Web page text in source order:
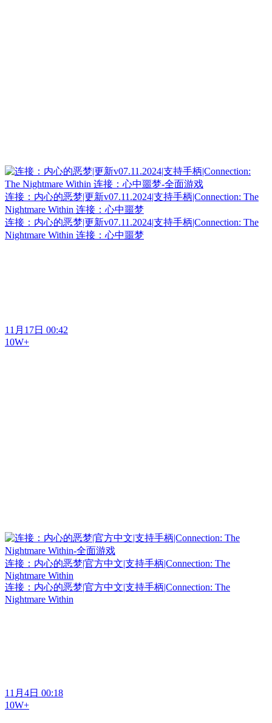
连接：内心的恶梦|更新v07.11.2024|支持手柄|Connection: The
Nightmare Within 连接：心中噩梦
连接：内心的恶梦|更新v07.11.2024|支持手柄|Connection: The
Nightmare Within 连接：心中噩梦
11月17日 00:42
10W+
连接：内心的恶梦|官方中文|支持手柄|Connection: The
Nightmare Within
连接：内心的恶梦|官方中文|支持手柄|Connection: The
Nightmare Within
11月4日 00:18
10W+